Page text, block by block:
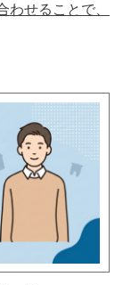
せることで、